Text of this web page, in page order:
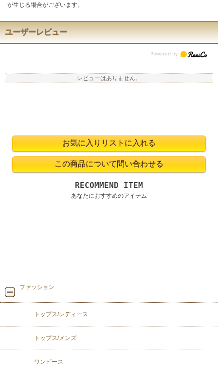
が生じる場合がございます。
ユーザーレビュー
レビューはありません。
RECOMMEND ITEM
あなたにおすすめのアイテム
ファッション
トップス/レディース
トップス/メンズ
ワンピース